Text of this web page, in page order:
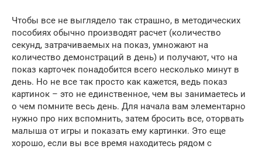
Чтобы все не выглядело так страшно, в методических
пособиях обычно производят расчет (количество
секунд, затрачиваемых на показ, умножают на
количество демонстраций в день) и получают, что на
показ карточек понадобится всего несколько минут в
день. Но не все так просто как кажется, ведь показ
картинок – это не единственное, чем вы занимаетесь и
о чем помните весь день. Для начала вам элементарно
нужно про них вспомнить, затем бросить все, оторвать
малыша от игры и показать ему картинки. Это еще
хорошо, если вы все время находитесь рядом с